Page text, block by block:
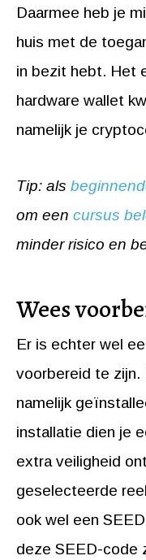
Daarmee heb je
huis met de
in bezit hebt. Het
hardware wallet
namelijk je
Tip: als
om een cursus
minder risico en
Wees
Er is echter wel
voorbereid te zijn.
namelijk
installatie dien je
extra veiligheid
geselecteerde
ook wel een
deze SEED-code